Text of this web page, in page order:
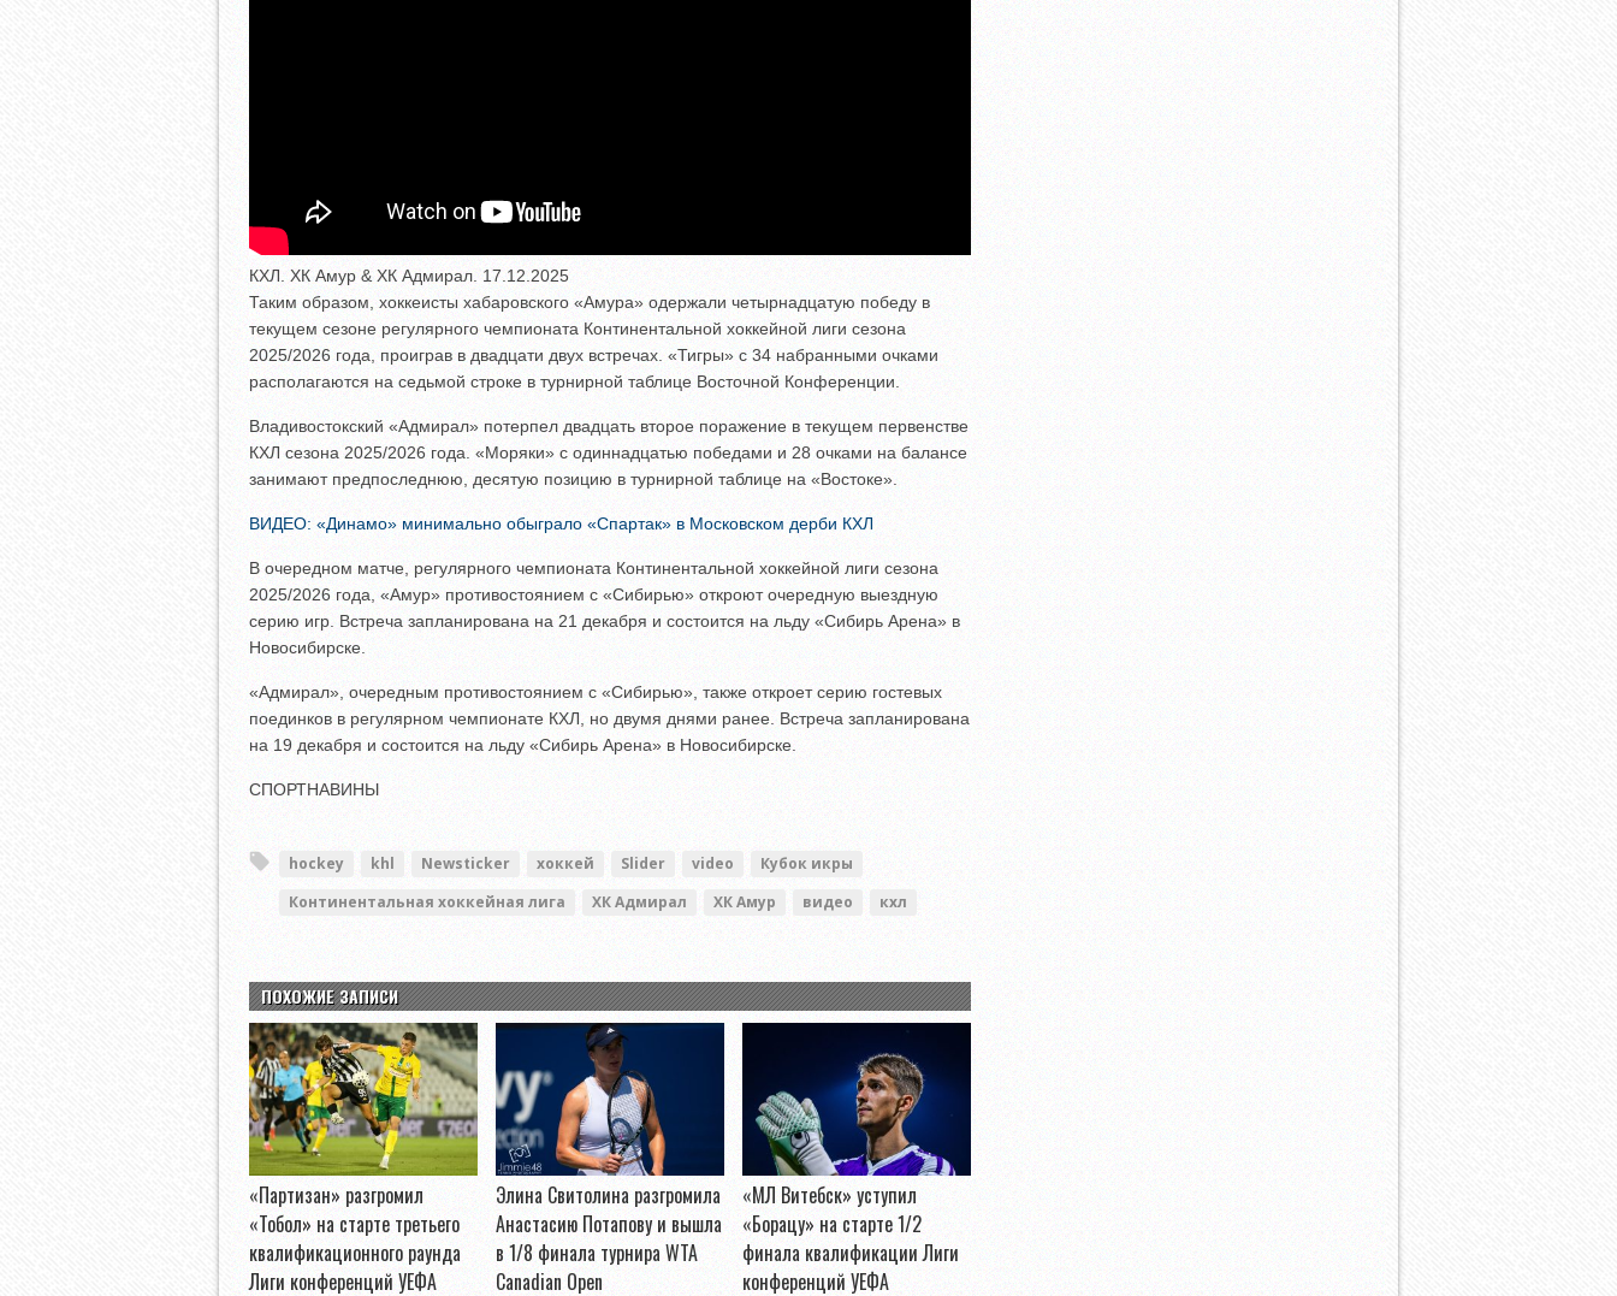
КХЛ. ХК Амур & ХК Адмирал. 17.12.2025
Таким образом, хоккеисты хабаровского «Амура» одержали четырнадцатую победу в
текущем сезоне регулярного чемпионата Континентальной хоккейной лиги сезона
2025/2026 года, проиграв в двадцати двух встречах. «Тигры» с 34 набранными очками
располагаются на седьмой строке в турнирной таблице Восточной Конференции.
Владивостокский «Адмирал» потерпел двадцать второе поражение в текущем первенстве
КХЛ сезона 2025/2026 года. «Моряки» с одиннадцатью победами и 28 очками на балансе
занимают предпоследнюю, десятую позицию в турнирной таблице на «Востоке».
ВИДЕО: «Динамо» минимально обыграло «Спартак» в Московском дерби КХЛ
В очередном матче, регулярного чемпионата Континентальной хоккейной лиги сезона
2025/2026 года, «Амур» противостоянием с «Сибирью» откроют очередную выездную
серию игр. Встреча запланирована на 21 декабря и состоится на льду «Сибирь Арена» в
Новосибирске.
«Адмирал», очередным противостоянием с «Сибирью», также откроет серию гостевых
поединков в регулярном чемпионате КХЛ, но двумя днями ранее. Встреча запланирована
на 19 декабря и состоится на льду «Сибирь Арена» в Новосибирске.
СПОРТНАВИНЫ
hockey khl Newsticker хоккей Slider video
Кубок икры
Континентальная хоккейная лига
ХК Адмирал ХК Амур видео кхл
ПОХОЖИЕ ЗАПИСИ
«Партизан» разгромил
«Тобол» на старте третьего
квалификационного раунда
Лиги конференций УЕФА
Элина Свитолина разгромила
Анастасию Потапову и вышла
в 1/8 финала турнира WTA
Canadian Open
«МЛ Витебск» уступил
«Борацу» на старте 1/2
финала квалификации Лиги
конференций УЕФА